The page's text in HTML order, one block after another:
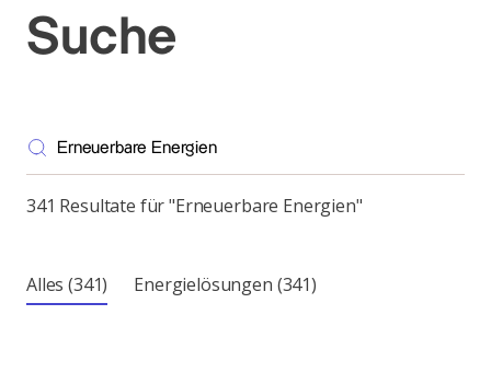
Suche
341 Resultate für "Erneuerbare Energien"
Alles(341) Energielösungen (341)